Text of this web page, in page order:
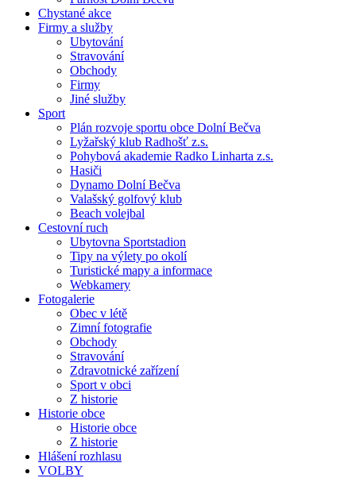
Chystané akce
Firmy a služby
Ubytování
Stravování
Obchody
Firmy
Jiné služby
Sport
Plán rozvoje sportu obce Dolní Bečva
Lyžařský klub Radhošť z.s.
Pohybová akademie Radko Linharta z.s.
Hasiči
Dynamo Dolní Bečva
Valašský golfový klub
Beach volejbal
Cestovní ruch
Ubytovna Sportstadion
Tipy na výlety po okolí
Turistické mapy a informace
Webkamery
Fotogalerie
Obec v létě
Zimní fotografie
Obchody
Stravování
Zdravotnické zařízení
Sport v obci
Z historie
Historie obce
Historie obce
Z historie
Hlášení rozhlasu
VOLBY